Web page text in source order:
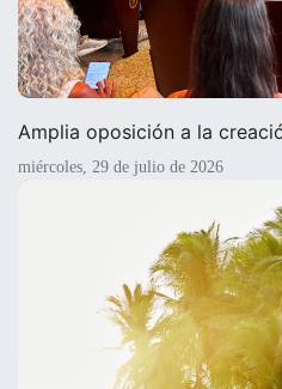
Amplia oposición a la
miércoles, 29 de julio de 2026